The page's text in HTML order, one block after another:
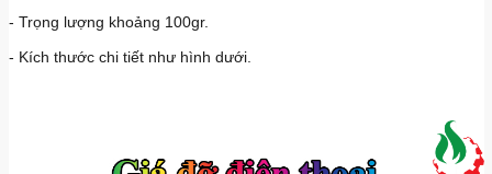
- Trọng lượng khoảng 100gr.
- Kích thước chi tiết như hình dưới.